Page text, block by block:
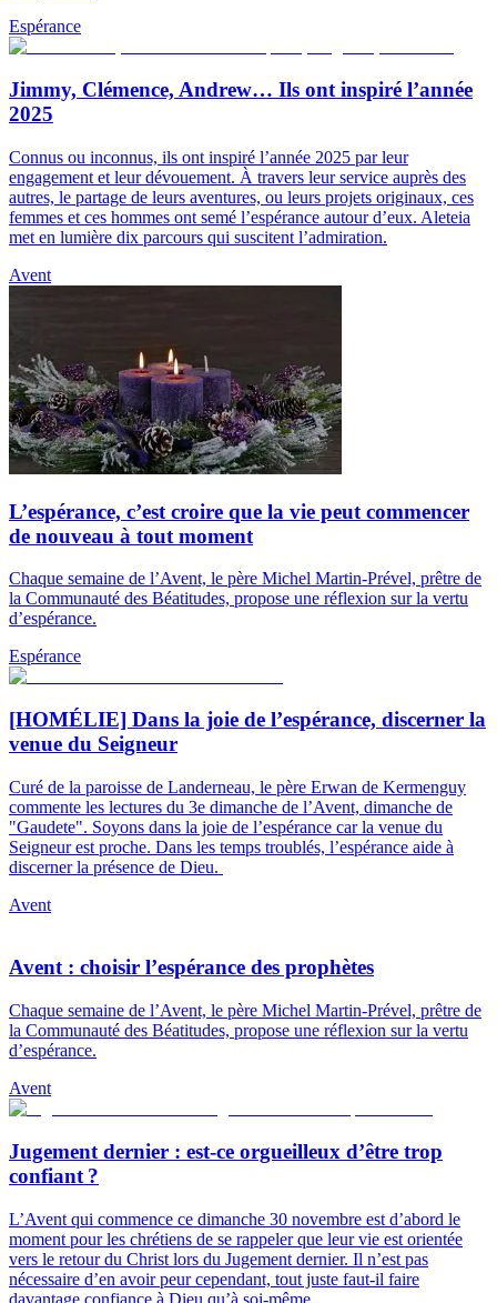
Espérance
Jimmy, Clémence, Andrew… Ils ont inspiré l’année
2025
Connus ou inconnus, ils ont inspiré l’année 2025 par leur
engagement et leur dévouement. À travers leur service auprès des
autres, le partage de leurs aventures, ou leurs projets originaux, ces
femmes et ces hommes ont semé l’espérance autour d’eux. Aleteia
met en lumière dix parcours qui suscitent l’admiration.
Avent
L’espérance, c’est croire que la vie peut commencer
de nouveau à tout moment
Chaque semaine de l’Avent, le père Michel Martin-Prével, prêtre de
la Communauté des Béatitudes, propose une réflexion sur la vertu
d’espérance.
Espérance
[HOMÉLIE] Dans la joie de l’espérance, discerner la
venue du Seigneur
Curé de la paroisse de Landerneau, le père Erwan de Kermenguy
commente les lectures du 3e dimanche de l’Avent, dimanche de
"Gaudete". Soyons dans la joie de l’espérance car la venue du
Seigneur est proche. Dans les temps troublés, l’espérance aide à
discerner la présence de Dieu.
Avent
Avent : choisir l’espérance des prophètes
Chaque semaine de l’Avent, le père Michel Martin-Prével, prêtre de
la Communauté des Béatitudes, propose une réflexion sur la vertu
d’espérance.
Avent
Jugement dernier : est-ce orgueilleux d’être trop
confiant ?
L’Avent qui commence ce dimanche 30 novembre est d’abord le
moment pour les chrétiens de se rappeler que leur vie est orientée
vers le retour du Christ lors du Jugement dernier. Il n’est pas
nécessaire d’en avoir peur cependant, tout juste faut-il faire
davantage confiance à Dieu qu’à soi-même.